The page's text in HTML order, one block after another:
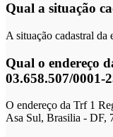
Qual a situação
A situação cadastral
Qual o endereço
03.658.507/0001-
O endereço da Trf 1
Asa Sul, Brasilia - DF,